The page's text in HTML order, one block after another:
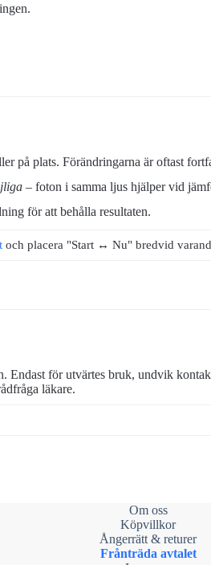
på plats. Förändringarna är oftast
– foton i samma ljus hjälper vid
för att behålla resultaten.
och placera "Start ↔ Nu" bredvid
Endast för utvärtes bruk, undvik
läkare.
Om oss
Köpvillkor
Ångerrätt & returer
Frånträda avtalet